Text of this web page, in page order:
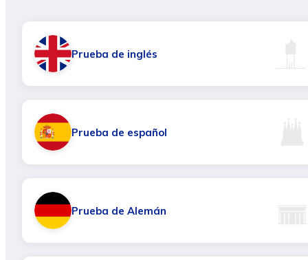
Prueba de inglés
Prueba de español
Prueba de Alemán